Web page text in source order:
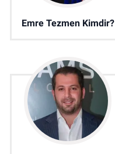
Emre Tezmen Kimdir?